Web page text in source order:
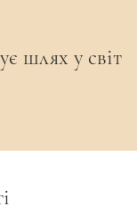
шлях у світ